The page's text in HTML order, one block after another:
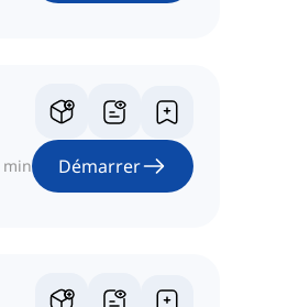
min Démarrer